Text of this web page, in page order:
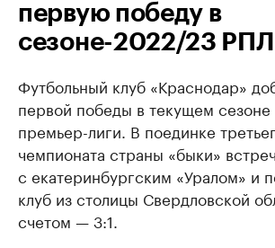
первую победу в
сезоне-2022/23 РПЛ
Футбольный клуб «Краснодар»
первой победы в текущем
премьер-лиги. В поединке
чемпионата страны «быки»
с екатеринбургским «Уралом» и
клуб из столицы Свердловской
счетом — 3:1.